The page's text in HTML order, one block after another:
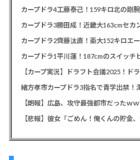
カープドラ4工藤泰己！159キロ北の剛
カープドラ2齊藤汰直！亜大152キロエ
【カープ実況】ドラフト会議2025！ド
【朗報】広島、攻守最強都市だったｗ